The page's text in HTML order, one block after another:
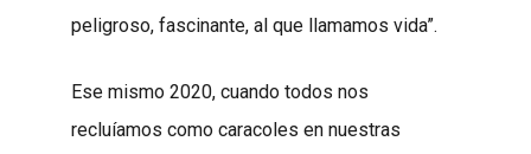
peligroso, fascinante, al que llamamos vida”.
Ese mismo 2020, cuando todos nos
recluíamos como caracoles en nuestras